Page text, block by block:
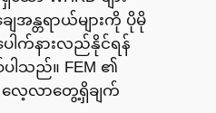
အန္တရာယ်များကို ပိုမို
ါက်နားလည်နိုင်ရန်
စ်ပါသည်။ FEM ၏
ေ့လာတွေ့ရှိချက်